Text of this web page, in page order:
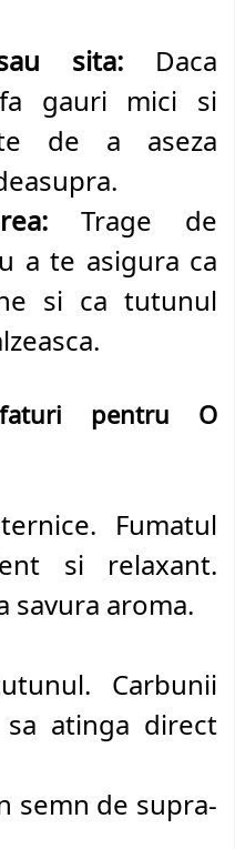
sita:
Daca
gauri mici si
de a aseza
Trage de
a te asigura ca
si ca tutunul
pentru O
Fumatul
si relaxant.
savura aroma.
Carbunii
atinga direct
semn de supra-